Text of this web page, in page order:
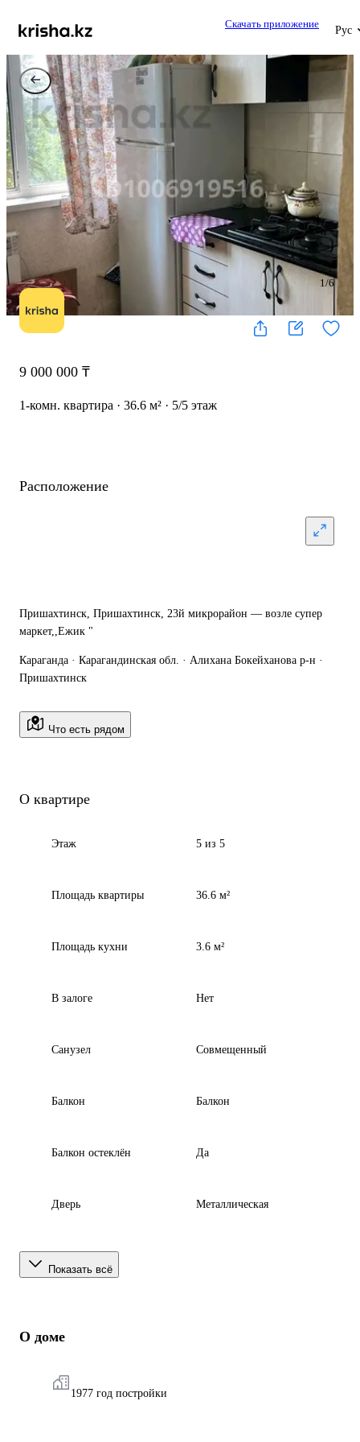
Скачать приложение
Рус
1/6
9 000 000 ₸
1-комн. квартира · 36.6 м² · 5/5 этаж
Расположение
Пришахтинск, Пришахтинск, 23й микрорайон — возле супер
маркет,,Ежик "
Караганда · Карагандинская обл. · Алихана Бокейханова р-н ·
Пришахтинск
Что есть рядом
О квартире
Этаж 5 из 5
Площадь квартиры 36.6 м²
Площадь кухни 3.6 м²
В залоге Нет
Санузел Совмещенный
Балкон Балкон
Балкон остеклён Да
Дверь Металлическая
Показать всё
О доме
1977 год постройки